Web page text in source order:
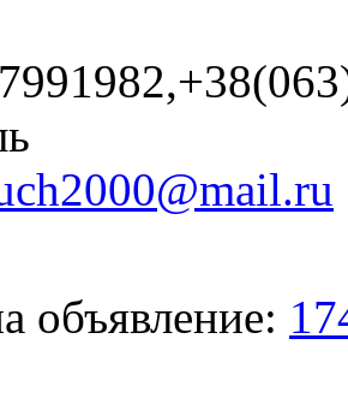
объявление: